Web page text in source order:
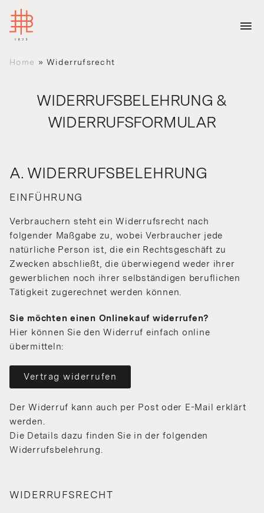
Home »Widerrufsrecht
WIDERRUFSBELEHRUNG &
WIDERRUFSFORMULAR
A. WIDERRUFSBELEHRUNG
EINFÜHRUNG
Verbrauchern steht ein Widerrufsrecht nach
folgender Maßgabe zu, wobei Verbraucher jede
natürliche Person ist, die ein Rechtsgeschäft zu
Zwecken abschließt, die überwiegend weder ihrer
gewerblichen noch ihrer selbständigen beruflichen
Tätigkeit zugerechnet werden können.
Sie möchten einen Onlinekauf widerrufen?
Hier können Sie den Widerruf einfach online
übermitteln:
Vertrag widerrufen
Der Widerruf kann auch per Post oder E-Mail erklärt
werden.
Die Details dazu finden Sie in der folgenden
Widerrufsbelehrung.
WIDERRUFSRECHT